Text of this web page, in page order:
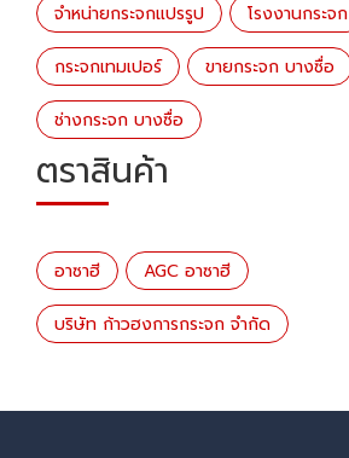
จำหน่ายกระจกแปรรูป โรงงานกระจก
กระจกเทมเปอร์ ขายกระจก บางซื่อ
ช่างกระจก บางซื่อ
ตราสินค้า
อาซาฮี AGC อาซาฮี
บริษัท ก้าวฮงการกระจก จำกัด